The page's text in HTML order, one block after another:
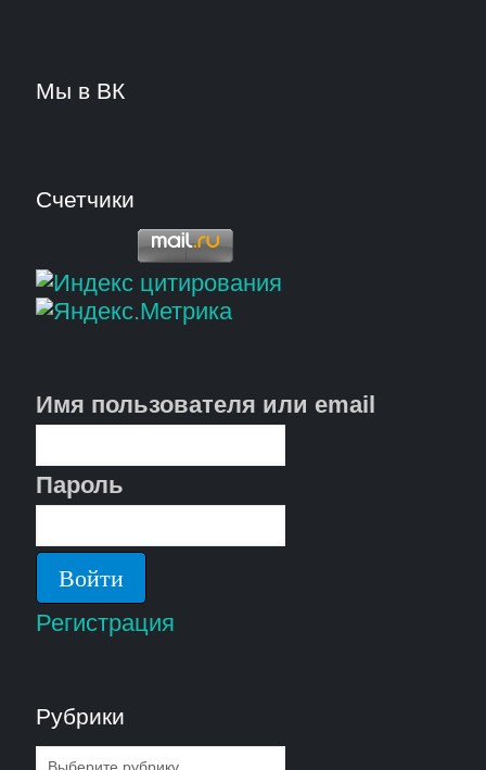
Мы в ВК
Счетчики
Имя пользователя или email
Пароль
Регистрация
Рубрики
Рубрики